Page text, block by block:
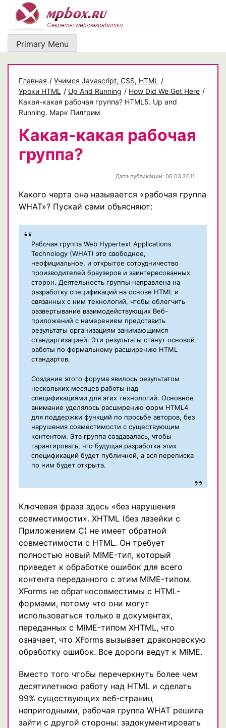
content
Primary Menu
Главная / Учимся Javascript, CSS, HTML
/
Уроки HTML
/ Up And Running / How Did We Get Here /
Какая-какая рабочая группа? HTML5. Up and
Running. Марк Пилгрим
Какая-какая рабочая
группа?
Дата публикации: 06.03.2011
Какого черта она называется «рабочая группа
WHAT»? Пускай сами объясняют:
Рабочая группа Web Hypertext Applications
Technology (WHAT) это свободное,
неофициальное, и открытое сотрудничество
производителей браузеров и заинтересованных
сторон. Деятельность группы направлена на
разработку спецификаций на основе HTML и
связанных с ним технологий, чтобы облегчить
развертывание взаимодействующих Веб-
приложений с намерением представить
результаты организациям занимающимся
стандартизацией. Эти результаты станут основой
работы по формальному расширению HTML
стандартов.
Создание этого форума явилось результатом
нескольких месяцев работы над
спецификациями для этих технологий. Основное
внимание уделялось расширению форм HTML4
для поддержки функций по просьбе авторов, без
нарушения совместимости с существующим
контентом. Эта группа создавалась, чтобы
гарантировать, что будущая разработка этих
спецификаций будет публичной, а вся переписка
по ним будет открыта.
Ключевая фраза здесь «без нарушения
совместимости». XHTML (без лазейки с
Приложением C) не имеет обратной
совместимости с HTML. Он требует
полностью новый MIME-тип, который
приведет к обработке ошибок для всего
контента переданного с этим MIME-типом.
XForms не обратносовместимы с HTML-
формами, потому что они могут
использоваться только в документах,
переданных с MIME-типом XHTML, что
означает, что XForms вызывает драконовскую
обработку ошибок. Все дороги ведут к MIME.
Вместо того чтобы перечеркнуть более чем
десятилетнюю работу над HTML и сделать
99% существующих веб-страниц
непригодными, рабочая группа WHAT решила
зайти с другой стороны: задокументировать